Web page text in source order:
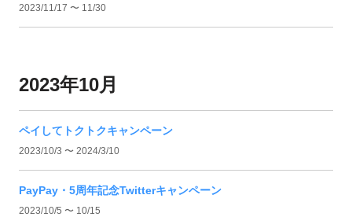
2023/11/17 〜 11/30
2023年10月
ペイしてトクトクキャンペーン
2023/10/3 〜 2024/3/10
PayPay・5周年記念Twitterキャンペーン
2023/10/5 〜 10/15